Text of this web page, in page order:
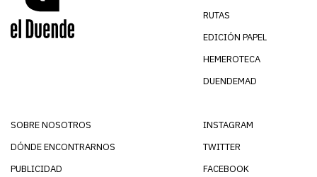
RUTAS
EDICIÓN PAPEL
HEMEROTECA
DUENDEMAD
SOBRE NOSOTROS
DÓNDE ENCONTRARNOS
PUBLICIDAD
INSTAGRAM
TWITTER
FACEBOOK